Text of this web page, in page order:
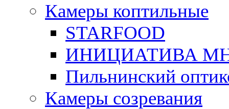
Камеры коптильные
STARFOOD
ИНИЦИАТИВА
Пильнинский
Камеры созревания